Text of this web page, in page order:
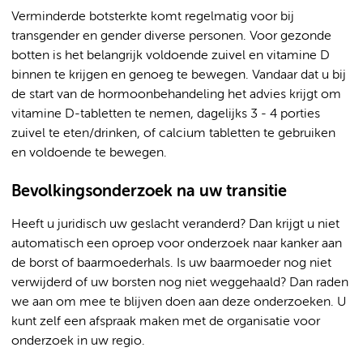
Verminderde botsterkte komt regelmatig voor bij
transgender en gender diverse personen. Voor gezonde
botten is het belangrijk voldoende zuivel en vitamine D
binnen te krijgen en genoeg te bewegen. Vandaar dat u bij
de start van de hormoonbehandeling het advies krijgt om
vitamine D-tabletten te nemen, dagelijks 3 - 4 porties
zuivel te eten/drinken, of calcium tabletten te gebruiken
en voldoende te bewegen.
Bevolkingsonderzoek na uw transitie
Heeft u juridisch uw geslacht veranderd? Dan krijgt u niet
automatisch een oproep voor onderzoek naar kanker aan
de borst of baarmoederhals. Is uw baarmoeder nog niet
verwijderd of uw borsten nog niet weggehaald? Dan raden
we aan om mee te blijven doen aan deze onderzoeken. U
kunt zelf een afspraak maken met de organisatie voor
onderzoek in uw regio.